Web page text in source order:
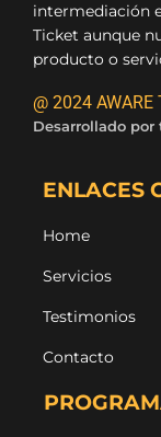
intermediación
Ticket aunque
producto o
@ 2024 AWARE
Desarrollado por
ENLACES
Home
Servicios
Testimonios
Contacto